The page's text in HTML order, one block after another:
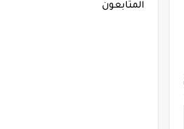
المتابعون